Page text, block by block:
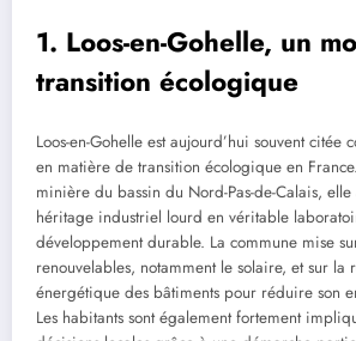
1. Loos-en-Gohelle, un
transition écologique
Loos-en-Gohelle est aujourd’hui souvent citée
en matière de transition écologique en
minière du bassin du Nord-Pas-de-Calais,
héritage industriel lourd en véritable
développement durable. La commune mise
renouvelables, notamment le solaire, et sur la
énergétique des bâtiments pour réduire son
Les habitants sont également fortement